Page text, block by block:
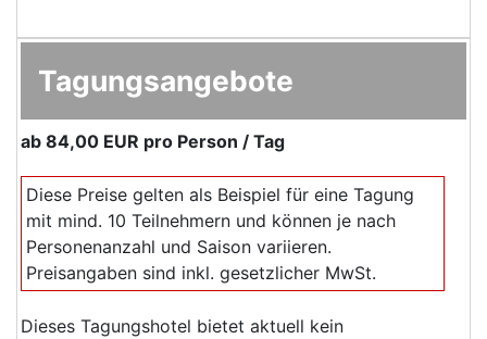
Tagungsangebote
ab 84,00 EUR pro Person / Tag
Diese Preise gelten als Beispiel für eine Tagung
mit mind. 10 Teilnehmern und können je nach
Personenanzahl und Saison variieren.
Preisangaben sind inkl. gesetzlicher MwSt.
Dieses Tagungshotel bietet aktuell kein